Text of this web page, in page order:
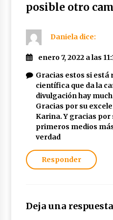
posible otro
Daniela dice:
enero 7, 2022 a las
Gracias estos si está
científica que da la
divulgación hay
Gracias por su
Karina. Y gracias por
primeros medios
verdad
Responder
Deja una respuesta